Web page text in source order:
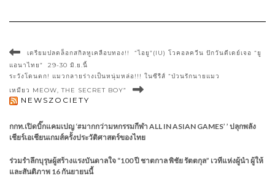
เตรียมปลดล็อกสกิลหูเคลือบทอง!! “ไอยู”(IU) โวคอลควีน ปักวันดีเดย์เจอ “ยู
แอนาไทย” 29-30 มิ.ย.นี้
ระวังโดนตก! แมวกลายร่างเป็นหนุ่มหล่อ!!! ในซีรีส์ “ป่วนรักนายแมว
เหมียว MEOW, THE SECRET BOY”
NEWSZOCIETY
กกท.เปิดบิ๊กแคมเปญ ‘#มากกว่ามหกรรมกีฬา ALL IN ASIAN GAMES’ ’ ปลุกพลัง
เชียร์เอเชียนเกมส์ครั้งประวัติศาสตร์ของไทย
ร่วมรำลึกบุรุษผู้สร้างแรงบันดาลใจ “100 ปี ชาตกาล พิชัย รัตตกุล” เวทีแห่งผู้นำ ผู้ให้
และสันติภาพ 16 กันยายนนี้